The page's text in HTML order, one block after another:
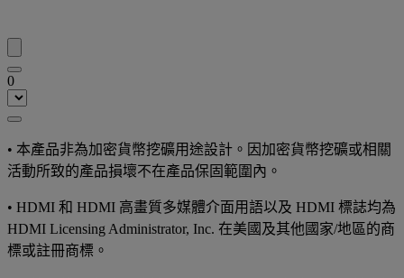
0
• 本產品非為加密貨幣挖礦用途設計。因加密貨幣挖礦或相關
活動所致的產品損壞不在產品保固範圍內。
• HDMI 和 HDMI 高畫質多媒體介面用語以及 HDMI 標誌均為
HDMI Licensing Administrator, Inc. 在美國及其他國家/地區的商
標或註冊商標。